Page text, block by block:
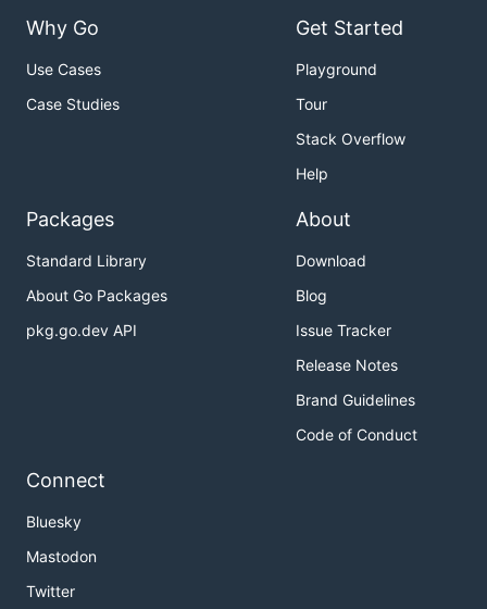
Why Go
Use Cases
Case Studies
Get Started
Playground
Tour
Stack Overflow
Help
Packages
Standard Library
About Go Packages
pkg.go.dev API
About
Download
Blog
Issue Tracker
Release Notes
Brand Guidelines
Code of Conduct
Connect
Bluesky
Mastodon
Twitter